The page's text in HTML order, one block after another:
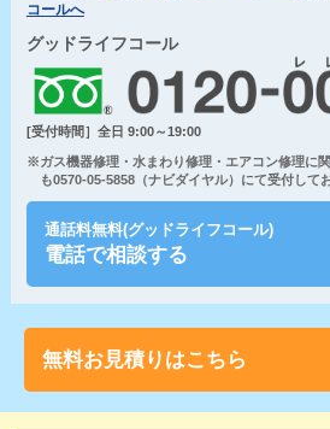
コールへ
グッドライフコール
[受付時間］全日 9:00～19:00
※ガス機器修理・水まわり修理・エアコン修理に
も0570-05-5858（ナビダイヤル）にて受付して
通話料無料(グッドライフコール)
電話で相談する
無料お見積りはこちら